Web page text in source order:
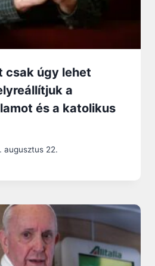
csak úgy lehet
a
és a katolikus
augusztus 22.